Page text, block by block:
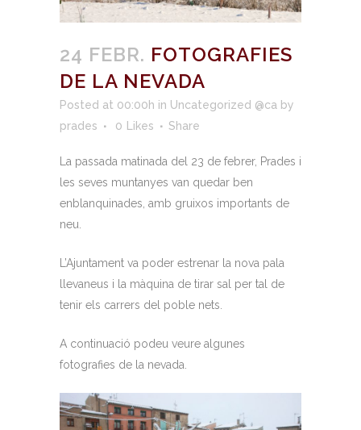
24 FEBR. FOTOGRAFIES
DE LA NEVADA
Posted at 00:00h in Uncategorized @ca by
prades
0 Likes Share
La passada matinada del 23 de febrer, Prades i
les seves muntanyes van quedar ben
enblanquinades, amb gruixos importants de
neu.
L’Ajuntament va poder estrenar la nova pala
llevaneus i la màquina de tirar sal per tal de
tenir els carrers del poble nets.
A continuació podeu veure algunes
fotografies de la nevada.